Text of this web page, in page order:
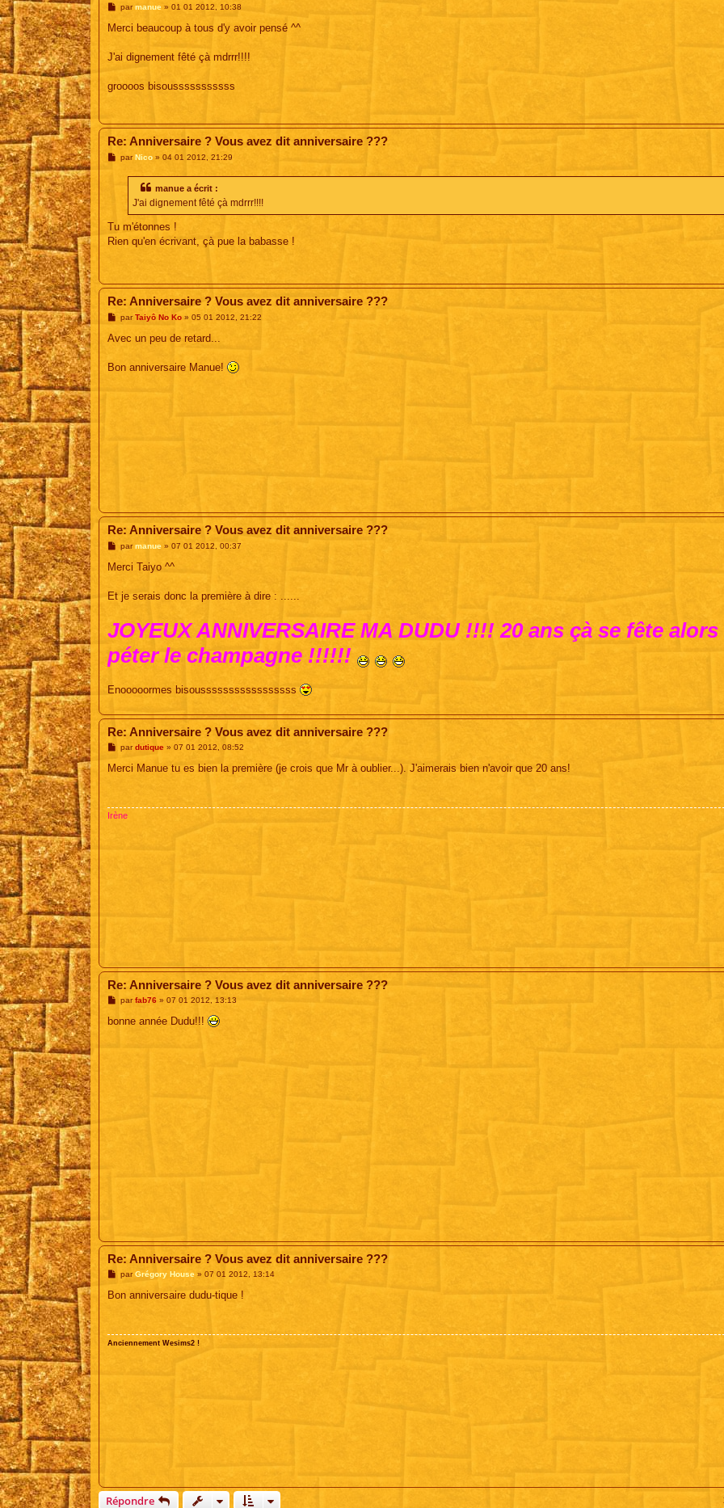
M
s
g
parmanue » 01 01 2012, 10:38
Merci beaucoup à tous d'y avoir pensé ^^
J'ai dignement fêté çà mdrrr!!!!
groooos bisousssssssssss
Re: Anniversaire ? Vous avez dit anniversaire ???
MparNico» 04 01 2012, 21:29
manue a écrit :
J'ai dignement fêté çà mdrrr!!!!
Tu m'étonnes !
Rien qu'en écrivant, çà pue la babasse !
Re: Anniversaire ? Vous avez dit anniversaire ???
M
s
g
parTaiyô No Ko» 05 01 2012, 21:22
Avec un peu de retard...
Bon anniversaire Manue!
Re: Anniversaire ? Vous avez dit anniversaire ???
M
s
g
e
parmanue» 07 01 2012, 00:37
Merci Taiyo ^^
Et je serais donc la première à dire : ......
JOYEUX ANNIVERSAIRE MA DUDU !!!! 20 ans çà se fête
péter le champagne !!!!!!
Enooooormes bisousssssssssssssssss
Re: Anniversaire ? Vous avez dit anniversaire ???
M
s
pardutique» 07 01 2012, 08:52
Merci Manue tu es bien la première (je crois que Mr à oublier...). J'aimerais bien n'avoir que 20 ans!
Irène
Re: Anniversaire ? Vous avez dit anniversaire ???
M
s
parfab76» 07 01 2012, 13:13
bonne année Dudu!!!
Re: Anniversaire ? Vous avez dit anniversaire ???
M
s
parGrégory House» 07 01 2012, 13:14
Bon anniversaire dudu-tique !
Anciennement Wesims2 !
Répondre